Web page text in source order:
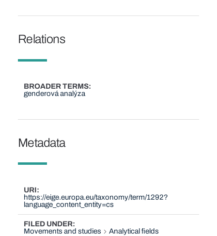
Relations
BROADER TERMS
genderová analýza
Metadata
URI
https://eige.europa.eu/taxonomy/term/1292?
language_content_entity=cs
FILED UNDER
Movements and studies
Analytical fields